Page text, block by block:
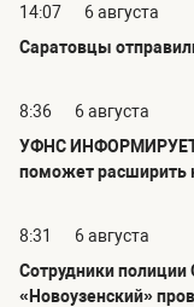
14:07
6 августа
Саратовцы
8:36
6 августа
УФНС ИНФОРМИРУЕТ:
поможет расширить
8:31
6 августа
Сотрудники
«Новоузенский»